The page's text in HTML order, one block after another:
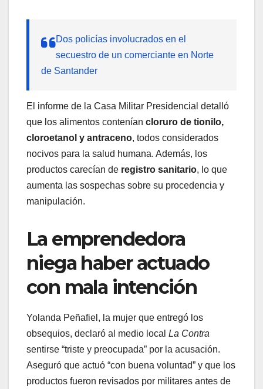
Dos policías involucrados en el
secuestro de un comerciante en Norte
de Santander
El informe de la Casa Militar Presidencial detalló
que los alimentos contenían cloruro de tionilo,
cloroetanol y antraceno, todos considerados
nocivos para la salud humana. Además, los
productos carecían de registro sanitario, lo que
aumenta las sospechas sobre su procedencia y
manipulación.
La emprendedora
niega haber actuado
con mala intención
Yolanda Peñafiel, la mujer que entregó los
obsequios, declaró al medio local La Contra
sentirse “triste y preocupada” por la acusación.
Aseguró que actuó “con buena voluntad” y que los
productos fueron revisados por militares antes de